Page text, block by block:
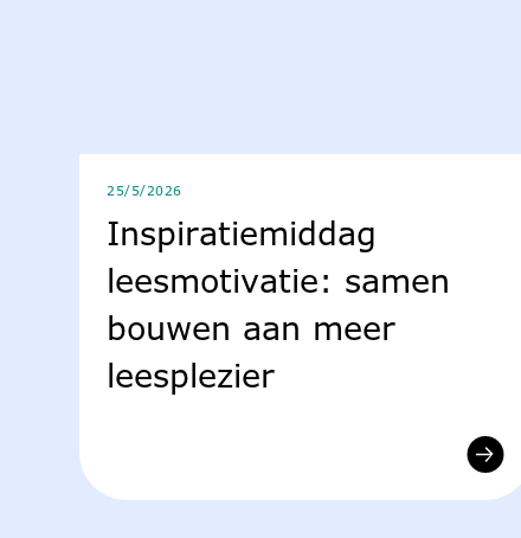
25/5/2026
Inspiratiemiddag
leesmotivatie: samen
bouwen aan meer
leesplezier